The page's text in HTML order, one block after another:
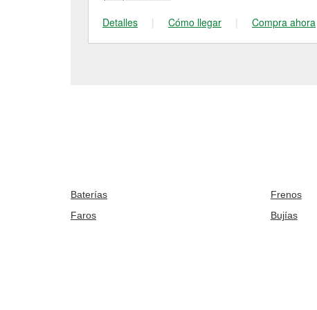
Detalles
| Cómo llegar | Compra ahora
Baterías Frenos
Faros
Bujías